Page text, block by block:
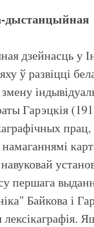
дыстанцыйная
дзейнасць у
ў развіцці
Гарэцкія
прац,
першага
Байкова і
лексікаграфія.